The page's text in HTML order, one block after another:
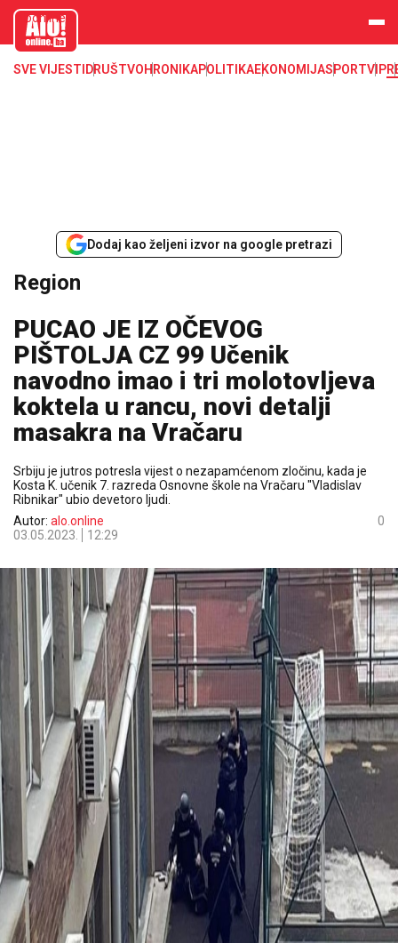
aloonline.b
SVE VIJESTI DRUŠTVOHRONIKAPOLITIKAEKONOMIJASPORTVIP
Dodaj kao željeni izvor na google pretrazi
Region
PUCAO JE IZ OČEVOG
PIŠTOLJA CZ 99 Učenik
navodno imao i tri molotovljeva
koktela u rancu, novi detalji
masakra na Vračaru
Srbiju je jutros potresla vijest o nezapamćenom zločinu, kada je
Kosta K. učenik 7. razreda Osnovne škole na Vračaru "Vladislav
Ribnikar" ubio devetoro ljudi.
Autor: alo.online
03.05.2023.
12:29
0